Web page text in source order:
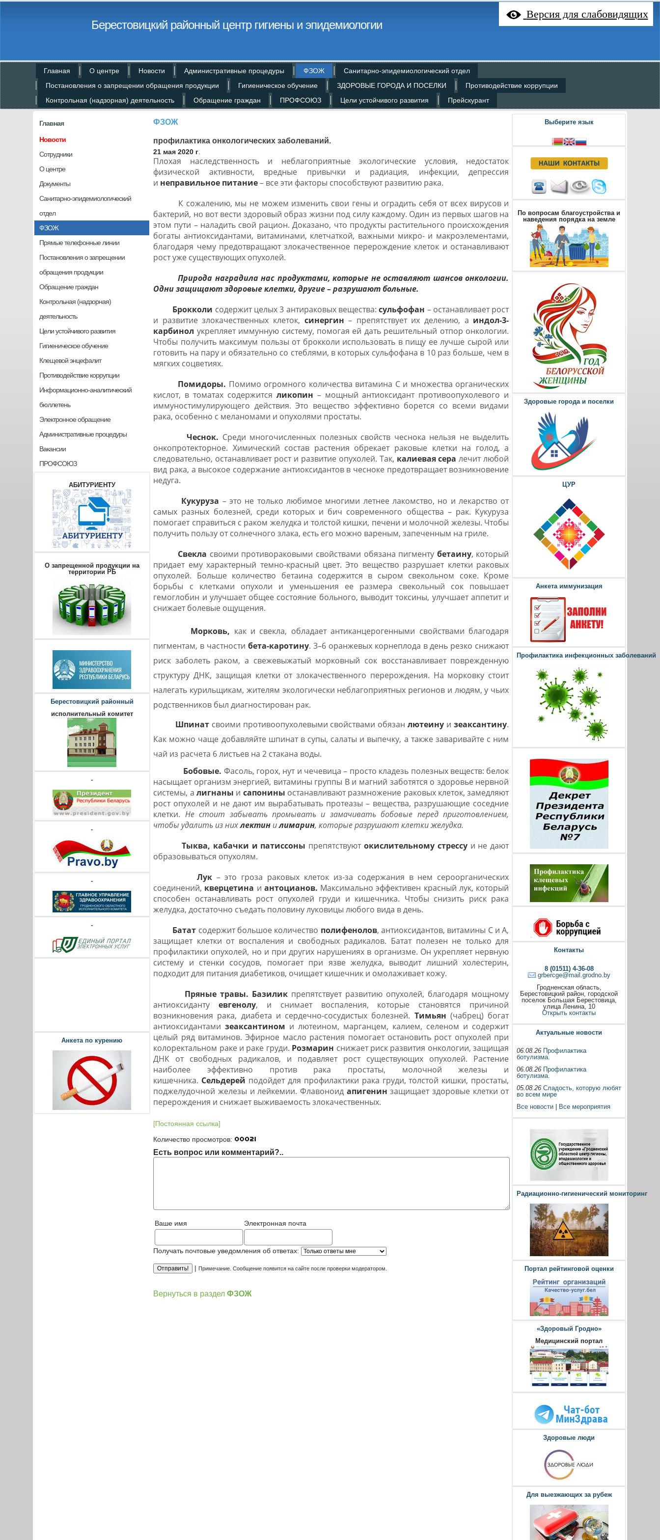
Версия для слабовидящих
Берестовицкий районный центр гигиены и эпидемиологии
Главная О центре Новости Административные процедуры ФЗОЖ
Санитарно-эпидемиологический отдел
Постановления о запрещении обращения продукции
Гигиеническое обучение ЗДОРОВЫЕ ГОРОДА И ПОСЕЛКИ
Противодействие коррупции
Контрольная (надзорная) деятельность
Обращение граждан ПРОФСОЮЗ Цели устойчивого развития Прейскурант
Главная
Новости
Сотрудники
О центре
Документы
Санитарно-эпидемиологический
отдел
ФЗОЖ
Прямые телефонные линии
Постановления о запрещении
обращения продукции
Обращение граждан
Контрольная (надзорная)
деятельность
Цели устойчивого развития
Гигиеническое обучение
Клещевой энцефалит
Противодействие коррупции
Информационно-аналитический
бюллетень
Электронное обращение
Административные процедуры
Вакансии
ПРОФСОЮЗ
АБИТУРИЕНТУ
О запрещенной продукции на
территории РБ
Берестовицкий районный
исполнительный комитет
-
-
-
-
Анкета по курению
ФЗОЖ
профилактика онкологических заболеваний.
21 мая 2020 г
Плохая наследственность и неблагоприятные экологические условия, недостаток
физической активности, вредные привычки и радиация, инфекции, депрессия
и неправильное питание– все эти факторы способствуют развитию рака.
К сожалению, мы не можем изменить свои гены и оградить себя от всех вирусов и
бактерий, но вот вести здоровый образ жизни под силу каждому. Один из первых шагов на
этом пути – наладить свой рацион. Доказано, что продукты растительного происхождения
богаты антиоксидантами, витаминами, клетчаткой, важными микро- и макроэлементами,
благодаря чему предотвращают злокачественное перерождение клеток и останавливают
рост уже существующих опухолей.
Природа наградила нас продуктами, которые не оставляют шансов онкологии.
Одни защищают здоровые клетки, другие–разрушают больные.
Брокколи содержит целых 3 антираковых вещества: cульфофан – останавливает рост
и развитие злокачественных клеток, синергин – препятствует их делению, а индол-3-
карбинол укрепляет иммунную систему, помогая ей дать решительный отпор онкологии.
Чтобы получить максимум пользы от брокколи использовать в пищу ее лучше сырой или
готовить на пару и обязательно со стеблями, в которых сульфофана в 10 раз больше, чем в
мягких соцветиях.
Помидоры. Помимо огромного количества витамина C и множества органических
кислот, в томатах содержится ликопин – мощный антиоксидант противоопухолевого и
иммуностимулирующего действия. Это вещество эффективно борется со всеми видами
рака, особенно с меланомами и опухолями простаты.
Чеснок. Среди многочисленных полезных свойств чеснока нельзя не выделить
онкопротекторное. Химический состав растения обрекает раковые клетки на голод, а
следовательно, останавливает рост и развитие опухолей. Так, калиевая сера лечит любой
вид рака, а высокое содержание антиоксидантов в чесноке предотвращает возникновение
недуга.
Кукуруза – это не только любимое многими летнее лакомство, но и лекарство от
самых разных болезней, среди которых и бич современного общества – рак. Кукуруза
помогает справиться с раком желудка и толстой кишки, печени и молочной железы. Чтобы
получить пользу от солнечного злака, есть его можно вареным, запеченным на гриле.
Свекла своими противораковыми свойствами обязана пигменту бетаину, который
придает ему характерный темно-красный цвет. Это вещество разрушает клетки раковых
опухолей. Больше количество бетаина содержится в сыром свекольном соке. Кроме
борьбы с клетками опухоли и уменьшения ее размера свекольный сок повышает
гемоглобин и улучшает общее состояние больного, выводит токсины, улучшает аппетит и
снижает болевые ощущения.
Морковь, как и свекла, обладает антиканцерогенными свойствами благодаря
пигментам, в частности бета-каротину. 3–6 оранжевых корнеплода в день резко снижают
риск заболеть раком, а свежевыжатый морковный сок восстанавливает поврежденную
структуру ДНК, защищая клетки от злокачественного перерождения. На морковку стоит
налегать курильщикам, жителям экологически неблагоприятных регионов и людям, у чьих
родственников был диагностирован рак.
Шпинат своими противоопухолевыми свойствами обязанлютеину изеаксантину.
Как можно чаще добавляйте шпинат в супы, салаты и выпечку, а также заваривайте с ним
чай из расчета 6 листьев на 2 стакана воды.
Бобовые. Фасоль, горох, нут и чечевица – просто кладезь полезных веществ: белок
насыщает организм энергией, витамины группы B и магний заботятся о здоровье нервной
системы, а лигнаны и сапонины останавливают размножение раковых клеток, замедляют
рост опухолей и не дают им вырабатывать протеазы – вещества, разрушающие соседние
клетки. Не стоит забывать промывать и замачивать бобовые перед приготовлением,
чтобы удалить из нихлектин илимарин, которые разрушают клетки желудка.
Тыква, кабачки и патиссоны препятствуютокислительному стрессуи не дают
образовываться опухолям.
Лук – это гроза раковых клеток из-за содержания в нем сероорганических
соединений, кверцетина и антоцианов. Максимально эффективен красный лук, который
способен останавливать рост опухолей груди и кишечника. Чтобы снизить риск рака
желудка, достаточно съедать половину луковицы любого вида в день.
Батат содержит большое количество полифенолов, антиоксидантов, витамины С и А,
защищает клетки от воспаления и свободных радикалов. Батат полезен не только для
профилактики опухолей, но и при других нарушениях в организме. Он укрепляет нервную
систему и стенки сосудов, помогает при язве желудка, выводит лишний холестерин,
подходит для питания диабетиков, очищает кишечник и омолаживает кожу.
Пряные травы. Базиликпрепятствует развитию опухолей, благодаря мощному
антиоксиданту
евгенолу, и снимает воспаления, которые становятся причиной
возникновения рака, диабета и сердечно-сосудистых болезней. Тимьян (чабрец) богат
антиоксидантамизеаксантином и лютеином, марганцем, калием, селеном и содержит
целый ряд витаминов. Эфирное масло растения помогает остановить рост опухолей при
колоректальном раке и раке груди. Розмарин снижает риск развития онкологии, защищая
ДНК от свободных радикалов, и подавляет рост существующих опухолей. Растение
наиболее эффективно против рака простаты, молочной железы и
кишечника. Сельдерей подойдет для профилактики рака груди, толстой кишки, простаты,
поджелудочной железы и лейкемии. Флавоноид апигенин защищает здоровые клетки от
перерождения и снижает выживаемость злокачественных.
[Постоянная ссылка]
Количество просмотров:
Есть вопрос или комментарий?..
Ваше имя Электронная почта
Получать почтовые уведомления об ответах:
|Примечание. Сообщение появится на сайте после проверки модератором.
Вернуться в разделФЗОЖ
Выберите язык
По вопросам благоустройства и
наведения порядка на земле
Здоровые города и поселки
ЦУР
Анкета иммунизация
Профилактика инфекционных заболеваний
Контакты
8 (01511) 4-36-08
grbercge@mail.grodno.by
Гродненская область,
Берестовицкий район, городской
поселок Большая Берестовица,
улица Ленина, 10
Открыть контакты
Актуальные новости
06.08.26 Профилактика
ботулизма.
06.08.26 Профилактика
ботулизма.
05.08.26Сладость, которую любят
во всем мире
Все новости
Все мероприятия
Радиационно-гигиенический мониторинг
Портал рейтинговой оценки
«Здоровый Гродно»
Медицинский портал
Здоровые люди
Для выезжающих за рубеж